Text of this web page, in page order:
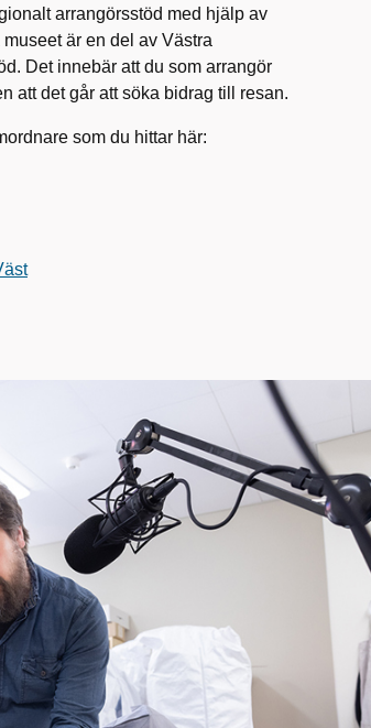
arrangörsstöd med hjälp av
är en del av Västra
Det innebär att du som arrangör
att det går att söka bidrag till resan.
som du hittar här: